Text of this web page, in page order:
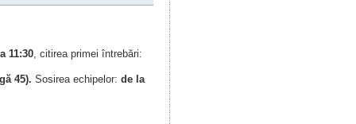
11:30 , citirea primei întrebări:
45). Sosirea echipelor: de la